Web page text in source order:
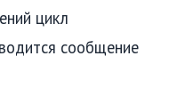
цикл
сообщение